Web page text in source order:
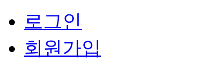
로그인
회원가입